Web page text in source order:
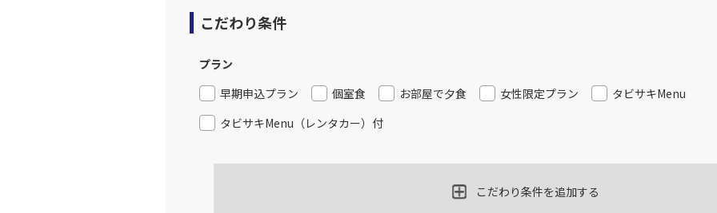
こだわり条件
プラン
早期申込プラン
個室食 お部屋で夕食 女性限定プラン
タビサキMenu
タビサキMenu（レンタカー）付
こだわり条件を追加する